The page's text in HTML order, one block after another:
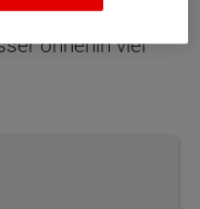
Die Pflanzen
ohnehin viel